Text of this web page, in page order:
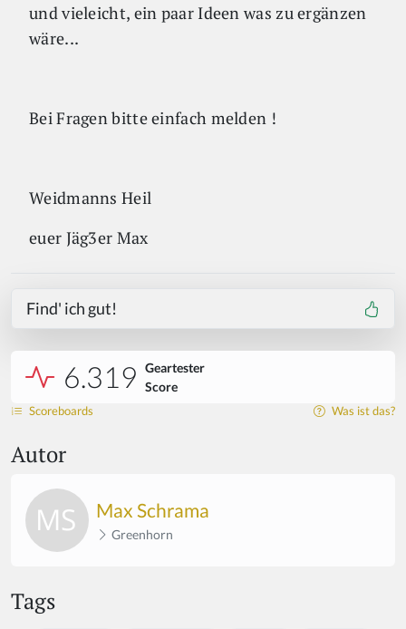
und vieleicht, ein paar Ideen was zu ergänzen
wäre...
Bei Fragen bitte einfach melden !
Weidmanns Heil
euer Jäg3er Max
Find' ich gut!
6.319 Geartester
Score
Scoreboards Was ist das?
Autor
Max Schrama
Greenhorn
Tags